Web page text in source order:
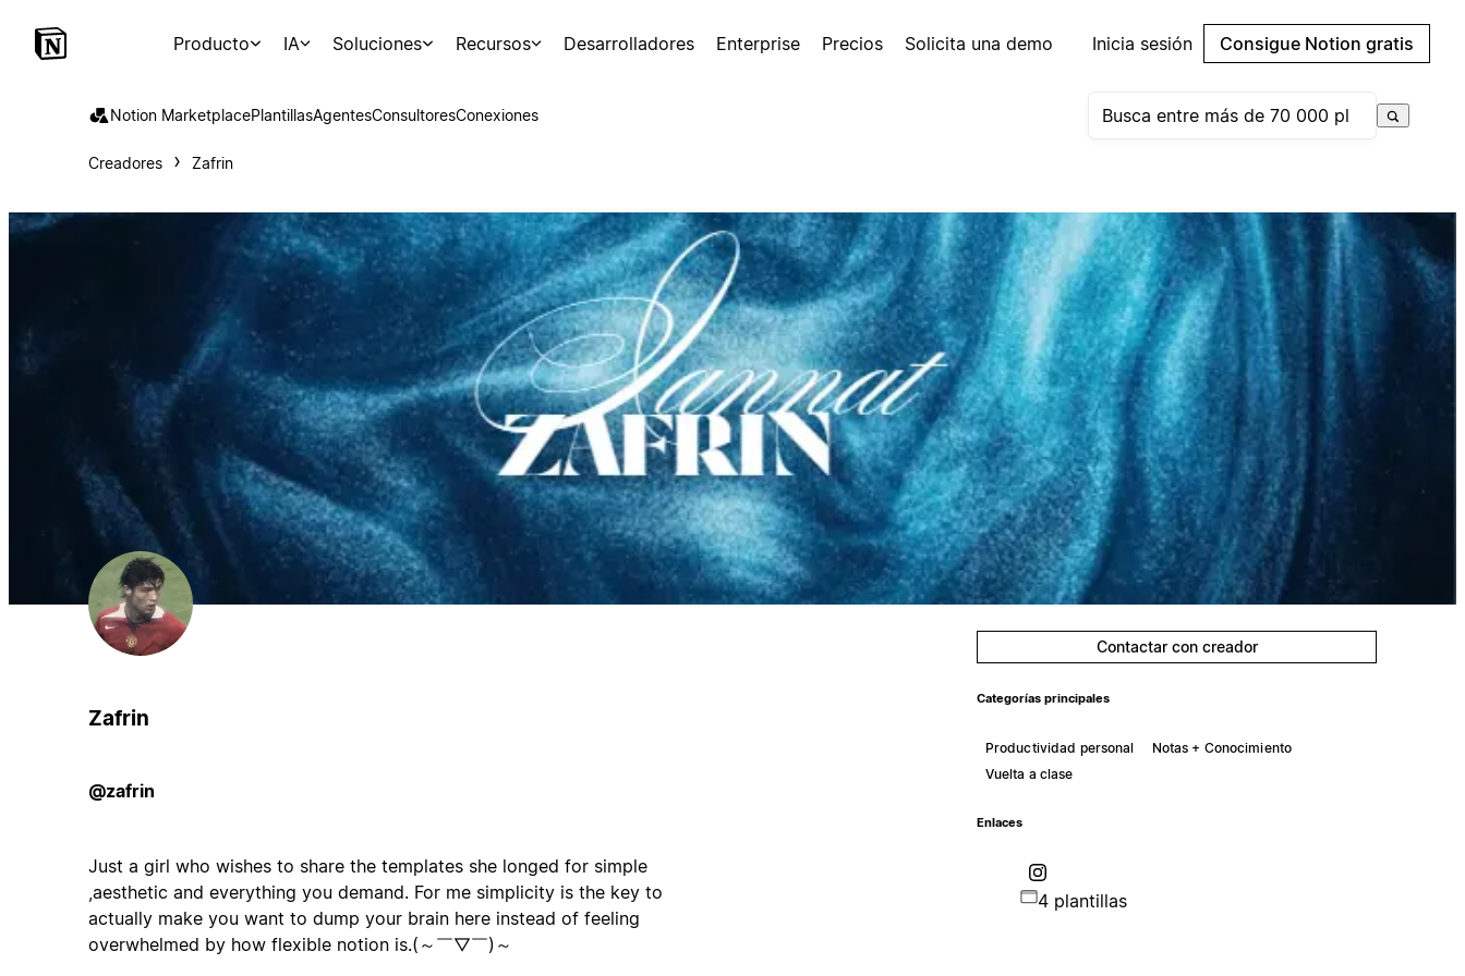
Producto IA Soluciones Recursos Desarrolladores Enterprise Precios Solicita una demo Inicia sesión Consigue Notion gratis
Notion MarketplacePlantillasAgentesConsultoresConexiones
Creadores Zafrin
Zafrin
@zafrin
Just a girl who wishes to share the templates she longed for simple
,aesthetic and everything you demand. For me simplicity is the key to
actually make you want to dump your brain here instead of feeling
overwhelmed by how flexible notion is.(～￣▽￣)～
Contactar con creador
Categorías principales
Productividad personal
Notas + Conocimiento
Vuelta a clase
Enlaces
4 plantillas